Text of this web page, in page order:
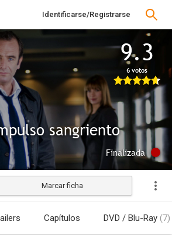
Identificarse/Registrarse
9.3
6 votos
sangriento
Finalizada
Marcar ficha
Capítulos DVD / Blu-Ray (7)